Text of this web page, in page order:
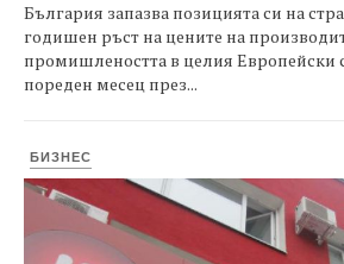
България запазва позицията си на
годишен ръст на цените на
промишлеността в целия Европейски
пореден месец през...
БИЗНЕС